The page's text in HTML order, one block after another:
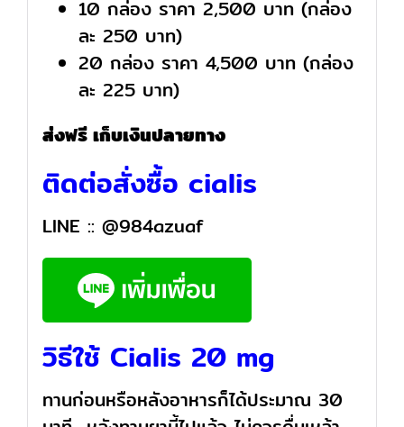
10 กล่อง ราคา 2,500 บาท (กล่อง
ละ 250 บาท)
20 กล่อง ราคา 4,500 บาท (กล่อง
ละ 225 บาท)
ส่งฟรี เก็บเงินปลายทาง
ติดต่อสั่งซื้อ cialis
LINE :: @984azuaf
วิธีใช้ Cialis 20 mg
ทานก่อนหรือหลังอาหารก็ได้ประมาณ 30